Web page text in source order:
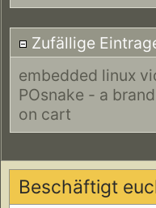
Zufällige
embedded linux
POsnake - a
on cart
Beschäftigt